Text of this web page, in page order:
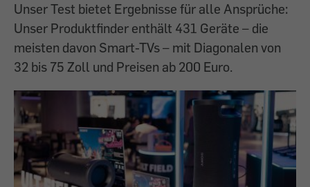
Unser Test bietet Ergebnisse für alle Ansprüche:
Unser Produktfinder enthält 431 Geräte – die
meisten davon Smart-TVs – mit Diagonalen von
32 bis 75 Zoll und Preisen ab 200 Euro.